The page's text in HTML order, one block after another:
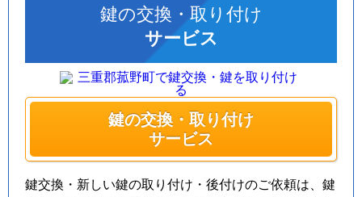
鍵の交換・取り付け
サービス
鍵の交換・取り付け
サービス
鍵交換・新しい鍵の取り付け・後付けのご依頼は、鍵